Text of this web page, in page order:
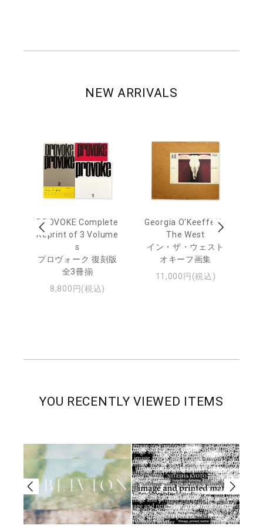
NEW ARRIVALS
PROVOKE Complete
Reprint of 3 Volume
s
プロヴォーク 復刻版
全3冊揃
8,800円(税込)
Georgia O'Keeffe: In
The West
イン・ザ・ウェスト
オキーフ画集
11,000円(税込)
YOU RECENTLY VIEWED ITEMS